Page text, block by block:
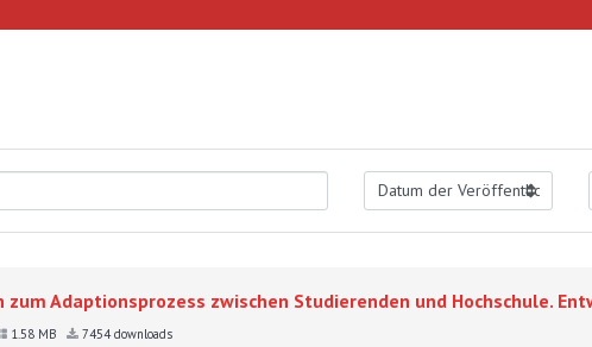
zum Adaptionsprozess zwischen Studierenden und Hochschule.
1.58 MB 7454 downloads